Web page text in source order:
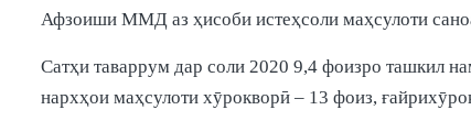
Афзоиши ММД аз ҳисоби истеҳсоли маҳсулоти
Сатҳи таваррум дар соли 2020 9,4 фоизро ташкил
нархҳои маҳсулоти хӯрокворӣ – 13 фоиз,